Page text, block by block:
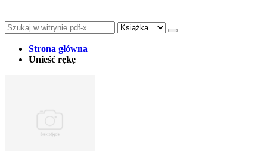
Strona główna
Unieść rękę